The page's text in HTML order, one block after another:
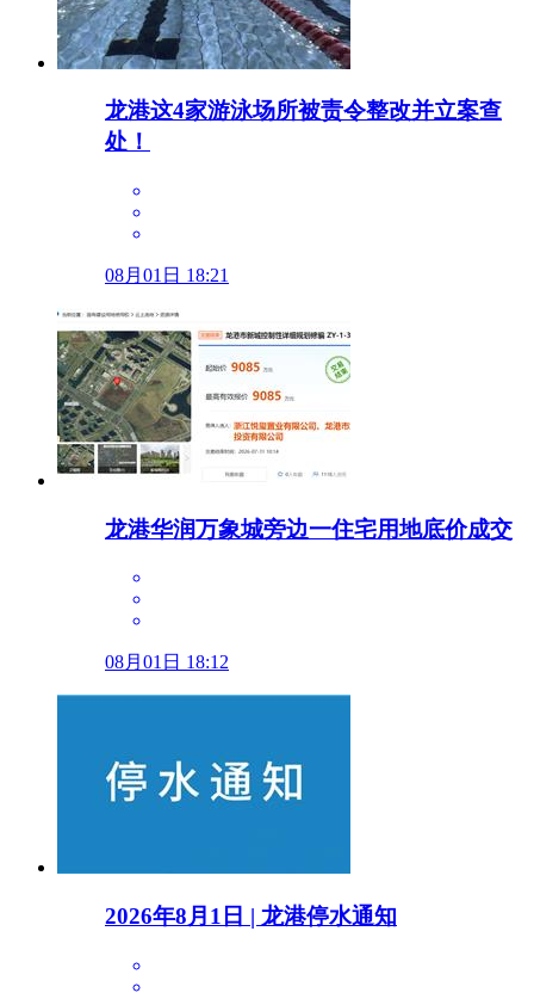
龙港这4家游泳场所被责令整改并立案查
处！
08月01日 18:21
龙港华润万象城旁边一住宅用地底价成交
08月01日 18:12
2026年8月1日 | 龙港停水通知